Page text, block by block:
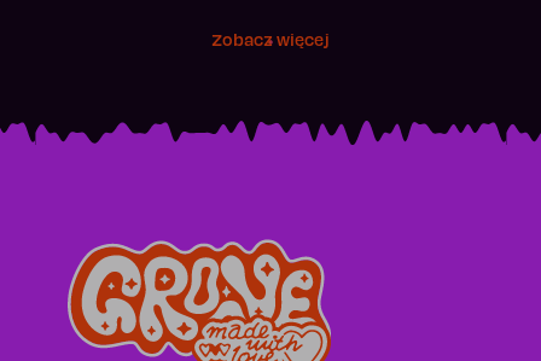
Zobacz więcej